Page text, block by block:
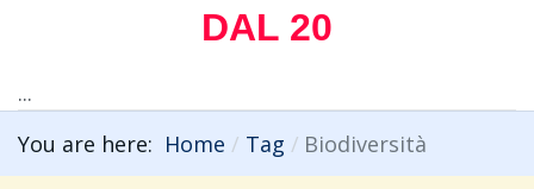
DAL 20
...
You are here: Home Tag Biodiversità